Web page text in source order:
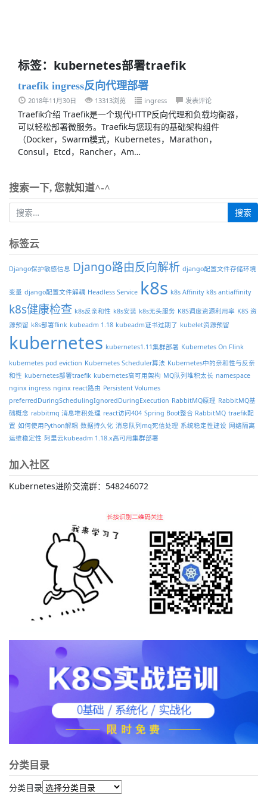
标签：kubernetes部署traefik
traefik ingress反向代理部署
2018年11月30日 13313浏览 ingress 发表评论
Traefik介绍 Traefik是一个现代HTTP反向代理和负载均衡器，
可以轻松部署微服务。Traefik与您现有的基础架构组件
（Docker，Swarm模式，Kubernetes，Marathon，
Consul，Etcd，Rancher，Am…
搜索一下, 您就知道^-^
标签云
Django保护敏感信息 Django路由反向解析 django配置文件存储环境
变量 django配置文件解耦 Headless Service k8s k8s Affinity k8s antiaffinity
k8s健康检查 k8s反亲和性 k8s安装 k8s无头服务 K8S调度资源利用率 K8S 资
源预留 k8s部署flink kubeadm 1.18 kubeadm证书过期了 kubelet资源预留
kubernetes kubernetes1.11集群部署 Kubernetes On Flink
kubernetes pod eviction Kubernetes Scheduler算法 Kubernetes中的亲和性与反亲
和性 kubernetes部署traefik kubernetes高可用架构 MQ队列堆积太长 namespace
nginx ingress nginx react路由 Persistent Volumes
preferredDuringSchedulingIgnoredDuringExecution RabbitMQ原理 RabbitMQ基
础概念 rabbitmq 消息堆积处理 react访问404 Spring Boot整合 RabbitMQ traefik配
置 如何使用Python解耦 数据持久化 消息队列mq死信处理 系统稳定性建设 网络隔离
运维稳定性 阿里云kubeadm 1.18.x高可用集群部署
加入社区
Kubernetes进阶交流群：548246072
分类目录
分类目录